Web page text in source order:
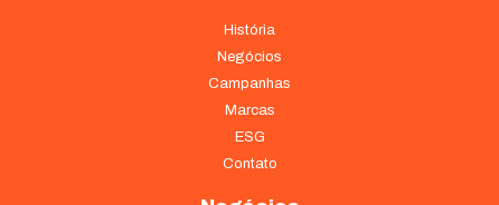
História
Negócios
Campanhas
Marcas
ESG
Contato